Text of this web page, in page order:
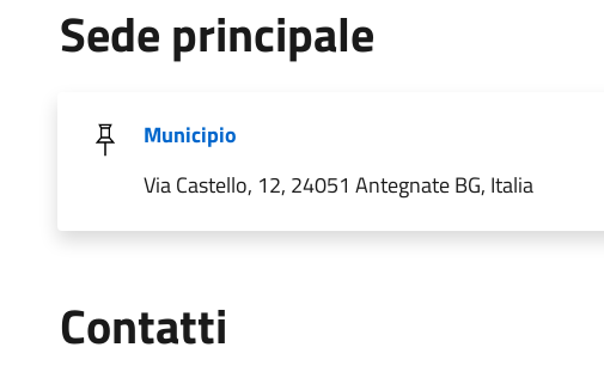
Sede principale
Municipio
Via Castello, 12, 24051 Antegnate BG, Italia
Contatti